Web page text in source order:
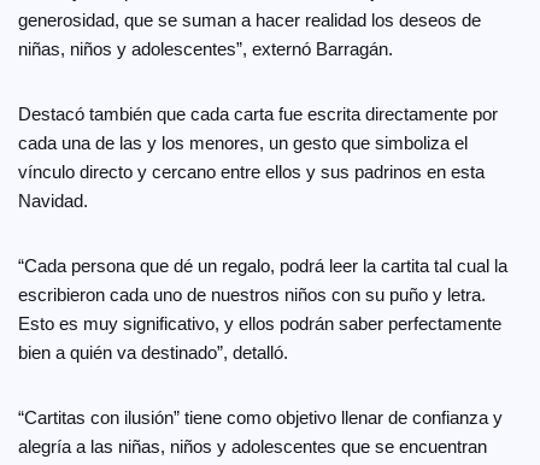
generosidad, que se suman a hacer realidad los deseos de
niñas, niños y adolescentes”, externó Barragán.
Destacó también que cada carta fue escrita directamente por
cada una de las y los menores, un gesto que simboliza el
vínculo directo y cercano entre ellos y sus padrinos en esta
Navidad.
“Cada persona que dé un regalo, podrá leer la cartita tal cual la
escribieron cada uno de nuestros niños con su puño y letra.
Esto es muy significativo, y ellos podrán saber perfectamente
bien a quién va destinado”, detalló.
“Cartitas con ilusión” tiene como objetivo llenar de confianza y
alegría a las niñas, niños y adolescentes que se encuentran